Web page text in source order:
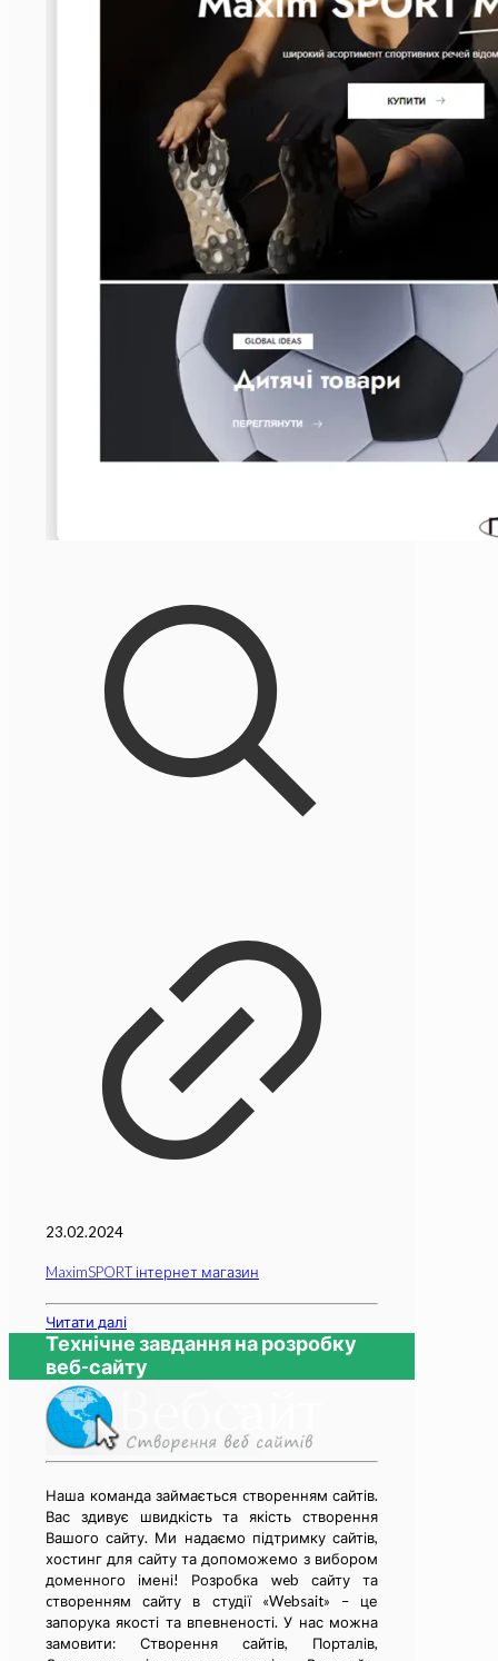
23.02.2024
MaximSPORT інтернет магазин
Читати далі
Технічне завдання на розробку
веб-сайту
Наша команда займається cтворенням сайтів.
Вас здивує швидкість та якість створення
Вашого сайту. Ми надаємо підтримку сайтів,
хостинг для сайту та допоможемо з вибором
доменного імені! Розробка web сайту та
cтворенням сайту в студії «Websait» – це
запорука якості та впевненості. У нас можна
замовити: Створення сайтів, Порталів,